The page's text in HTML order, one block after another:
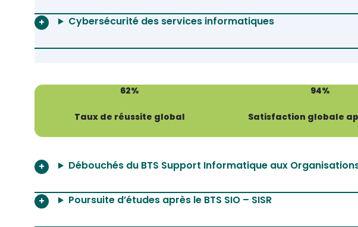
Cybersécurité des services informatiques
62%
Taux de réussite global
94%
Satisfaction globale
Débouchés du BTS Support Informatique aux
Poursuite d’études après le BTS SIO – SISR